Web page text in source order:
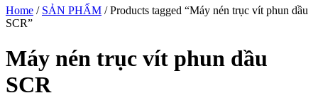
Home / SẢN PHẨM / Products tagged “Máy nén trục vít phun dầu
SCR”
Máy nén trục vít phun dầu
SCR